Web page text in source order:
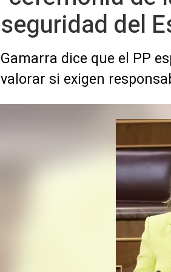
seguridad del
Gamarra dice que el PP
valorar si exigen